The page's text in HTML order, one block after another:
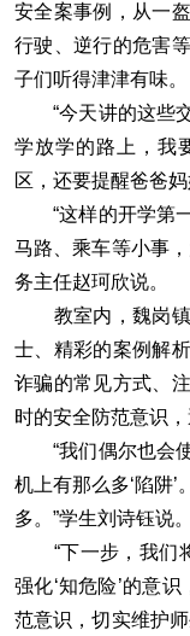
安全案事例，从一
行驶、逆行的危害
子们听得津津有味。
“今天讲的这些交
学放学的路上，我
区，还要提醒爸爸
“这样的开学第一
马路、乘车等小事
务主任赵珂欣说。
教室内，魏岗镇
士、精彩的案例解
诈骗的常见方式、
时的安全防范意识
“我们偶尔也会使
机上有那么多‘陷阱
多。”学生刘诗钰说。
“下一步，我们将
强化‘知危险’的意
范意识，切实维护